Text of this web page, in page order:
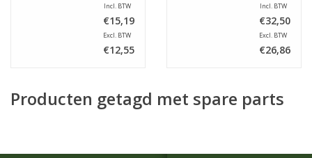
Incl. BTW
€15,19
Excl. BTW
€12,55
Incl. BTW
€32,50
Excl. BTW
€26,86
Producten getagd met spare parts